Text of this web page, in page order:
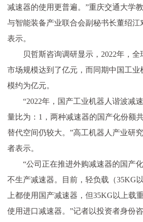
减速器的使用更普遍。”重庆交通大学
与智能装备产业联合会副秘书长董绍江
表示。
贝哲斯咨询调研显示，2022年，
市场规模达到了亿元，而同期中国工业
模约为亿元。
“2022年，国产工业机器人谐波减
量比为：1，两种减速器的国产化份额
替代空间仍较大。”高工机器人产业研
者表示。
“公司正在推进外购减速器的国产
不生产减速器。目前，轻负载（35KG
上都使用国产减速器，但35KG以上载
使用进口减速器。”记者以投资者身份